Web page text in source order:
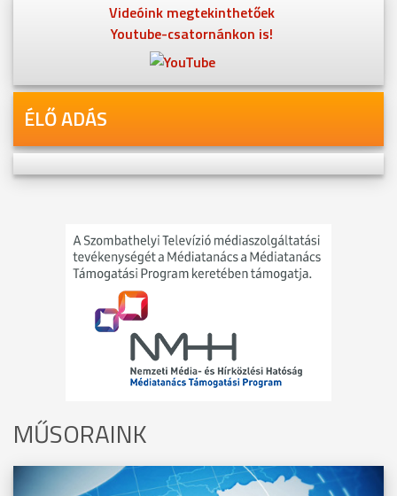
Videóink megtekinthetőek
Youtube-csatornánkon is!
ÉLŐ ADÁS
MŰSORAINK